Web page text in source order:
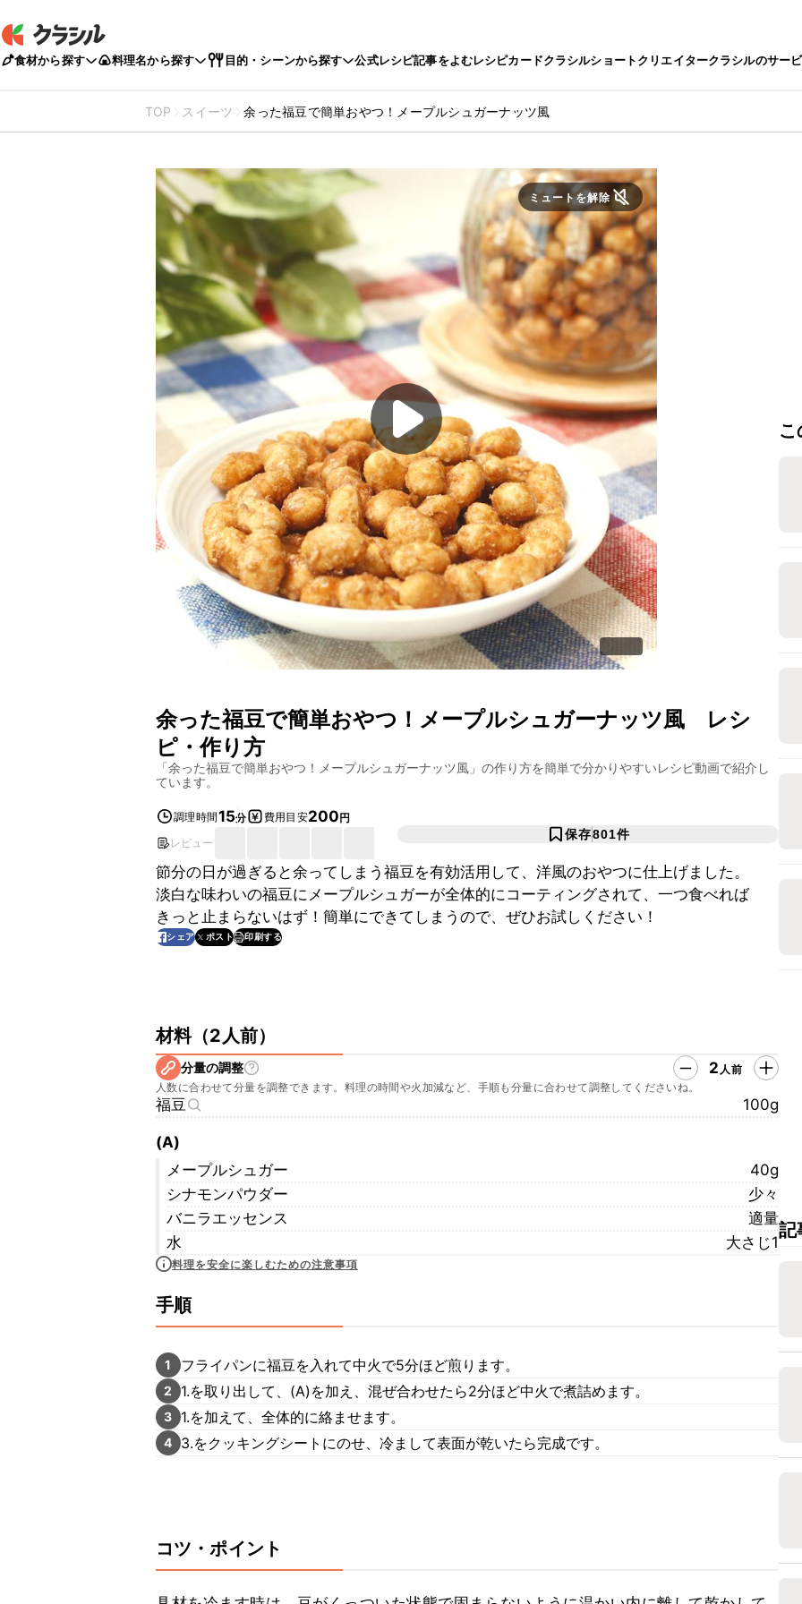
食材から探す 料理名から探す 目的・シーンから探す 公式レシピ記事をよむレシピカードクラシルショートクリエイタークラシルのサー
TOP スイーツ 余った福豆で簡単おやつ！メープルシュガーナッツ風
ミュートを解除
余った福豆で簡単おやつ！メープルシュガーナッツ風 レシ
ピ・作り方
「余った福豆で簡単おやつ！メープルシュガーナッツ風 」の作り方を簡単で分かりやすいレシピ動画で紹介し
ています。
調理時間15分 費用目安200円
レビュー
保存801件
節分の日が過ぎると余ってしまう福豆を有効活用して、洋風のおやつに仕上げました。
淡白な味わいの福豆にメープルシュガーが全体的にコーティングされて、一つ食べれば
きっと止まらないはず！簡単にできてしまうので、ぜひお試しください！
シェア ポスト 印刷する
材料（2人前）
分量の調整 2 人前
人数に合わせて分量を調整できます。料理の時間や火加減など、手順も分量に合わせて調整してくださいね。
福豆 100g
(A)
メープルシュガー
40g
シナモンパウダー
少々
バニラエッセンス
適量
水
大さじ1
料理を安全に楽しむための注意事項
手順
1 フライパンに福豆を入れて中火で5分ほど煎ります。
2 1.を取り出して、(A)を加え、混ぜ合わせたら2分ほど中火で煮詰めます。
3 1.を加えて、全体的に絡ませます。
4 3.をクッキングシートにのせ、冷まして表面が乾いたら完成です。
コツ・ポイント
記